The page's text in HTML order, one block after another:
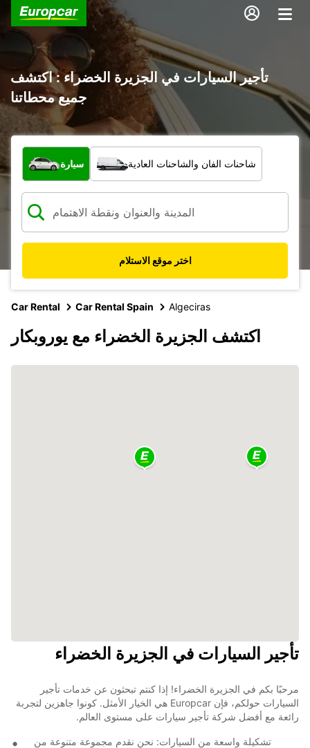
تأجير السيارات في الجزيرة الخضراء : اكتشف
جميع محطاتنا
ما نوع المركبة؟
سيارة شاحنات الفان والشاحنات العادية
اختر موقع الاستلام
Car Rental Car Rental Spain Algeciras
اكتشف الجزيرة الخضراء مع يوروبكار
تأجير السيارات في الجزيرة الخضراء
مرحبًا بكم في الجزيرة الخضراء! إذا كنتم تبحثون عن خدمات تأجير
السيارات حولكم، فإن Europcar هي الخيار الأمثل. كونوا جاهزين لتجربة
رائعة مع أفضل شركة تأجير سيارات على مستوى العالم.
تشكيلة واسعة من السيارات: نحن نقدم مجموعة متنوعة من